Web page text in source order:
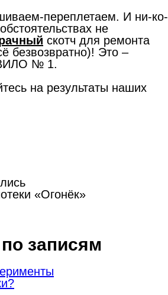
переплетаем. И ни-ко-
не
скотч для ремонта
безвозвратно)! Это –
№ 1.
на результаты наших
«Огонёк»
записям